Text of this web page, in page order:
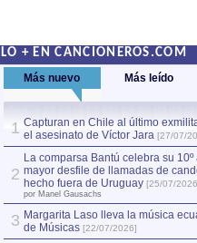
LO + EN CANCIONEROS.COM
Más nuevo Más leído
1 Capturan en Chile al último
el asesinato de Víctor Jara [27/07/
2
La comparsa Bantú celebra su 10º
mayor desfile de llamadas de
hecho fuera de Uruguay [25/07/
por Manel Gausachs
3 Margarita Laso lleva la música
de Músicas [22/07/2026]